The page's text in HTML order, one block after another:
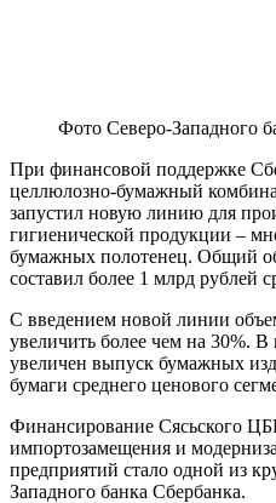
Фото Северо-Западного
При финансовой поддержке
целлюлозно-бумажный
запустил новую линию для
гигиенической продукции –
бумажных полотенец. Общий
составил более 1 млрд рублей
С введением новой линии
увеличить более чем на 30%. В
увеличен выпуск бумажных
бумаги среднего ценового
Финансирование Сясьского
импортозамещения и
предприятий стало одной из
Западного банка Сбербанка.